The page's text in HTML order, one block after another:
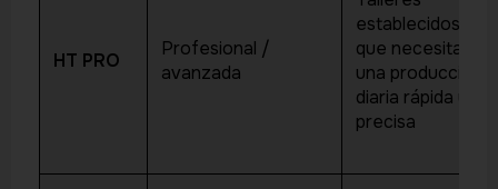
HT PRO
Profesional /
avanzada
establecidos
que necesitan
una producción
diaria rápida y
precisa